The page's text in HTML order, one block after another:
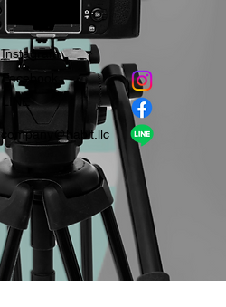
Instagram
​Facebook
company＠habit.llc